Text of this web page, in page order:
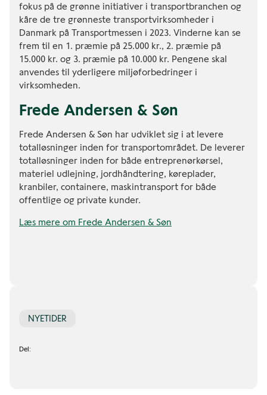
fokus på de grønne initiativer i transportbranchen og
kåre de tre grønneste transportvirksomheder i
Danmark på Transportmessen i 2023. Vinderne kan se
frem til en 1. præmie på 25.000 kr., 2. præmie på
15.000 kr. og 3. præmie på 10.000 kr. Pengene skal
anvendes til yderligere miljøforbedringer i
virksomheden.
Frede Andersen & Søn
Frede Andersen & Søn har udviklet sig i at levere
totalløsninger inden for transportområdet. De leverer
totalløsninger inden for både entreprenørkørsel,
materiel udlejning, jordhåndtering, køreplader,
kranbiler, containere, maskintransport for både
offentlige og private kunder.
Læs mere om Frede Andersen & Søn
NYETIDER
Del: